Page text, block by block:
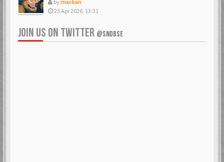
bymackan
25 Apr 2026, 13:31
JOIN US ON TWITTER @SNDBSE